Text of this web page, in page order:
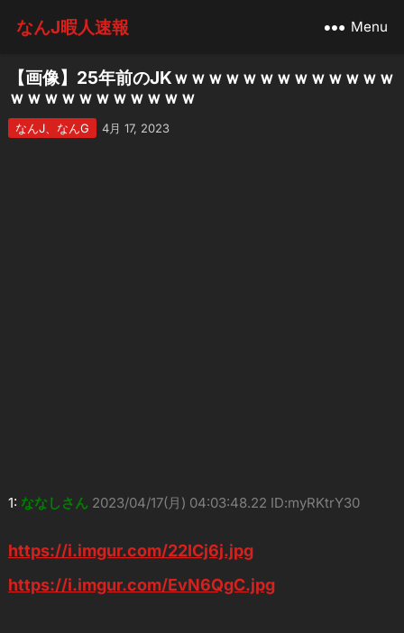
なんJ暇人速報 Menu
【画像】25年前のJKｗｗｗｗｗｗｗｗｗｗｗｗｗ
ｗｗｗｗｗｗｗｗｗｗｗ
なんJ、なんG 4月 17, 2023
1: ななしさん 2023/04/17(月) 04:03:48.22 ID:myRKtrY30
https://i.imgur.com/22ICj6j.jpg
https://i.imgur.com/EvN6QgC.jpg